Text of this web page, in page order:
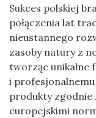
Sukces polskiej
połączenia lat
nieustannego
zasoby natury z
tworząc unikalne
i
produkty
europejskimi